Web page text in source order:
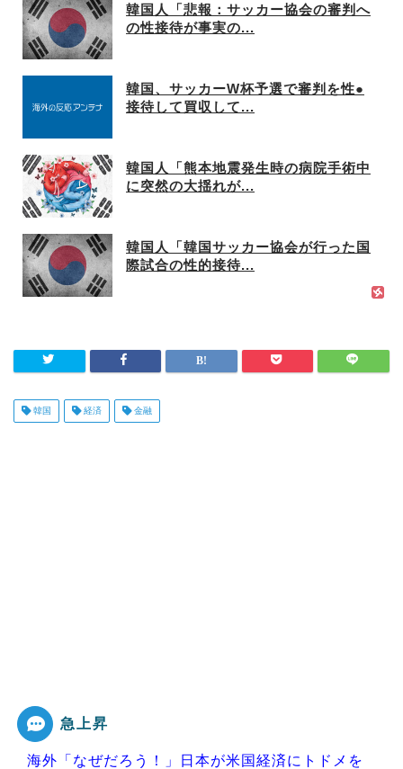
韓国人「悲報：サッカー協会の審判へ
の性接待が事実の...
韓国、サッカーW杯予選で審判を性●
接待して買収して...
韓国人「熊本地震発生時の病院手術中
に突然の大揺れが...
韓国人「韓国サッカー協会が行った国
際試合の性的接待...
韓国 経済 金融
急上昇
海外「なぜだろう！」日本が米国経済にトドメを